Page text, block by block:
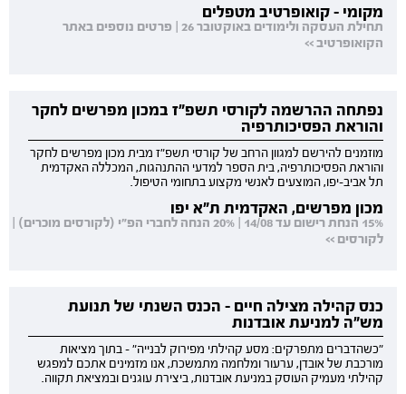
מקומי - קואופרטיב מטפלים
תחילת העסקה ולימודים באוקטובר 26 | פרטים נוספים באתר
הקואופרטיב >>
נפתחה ההרשמה לקורסי תשפ"ז במכון מפרשים לחקר
והוראת הפסיכותרפיה
מוזמנים להירשם למגוון הרחב של קורסי תשפ"ז מבית מכון מפרשים לחקר
והוראת הפסיכותרפיה, בית הספר למדעי ההתנהגות, המכללה האקדמית
תל אביב-יפו, המוצעים לאנשי מקצוע בתחומי הטיפול.
מכון מפרשים, האקדמית ת"א יפו
15% הנחת רישום עד 14/08 | 20% הנחה לחברי הפ"י (לקורסים מוכרים) |
לקורסים >>
כנס קהילה מצילה חיים - הכנס השנתי של תנועת
מש"ה למניעת אובדנות
"כשהדברים מתפרקים: מסע קהילתי מפירוק לבנייה" - בתוך מציאות
מורכבת של אובדן, ערעור ומלחמה מתמשכת, אנו מזמינים אתכם למפגש
קהילתי מעמיק העוסק במניעת אובדנות, ביצירת עוגנים ובמציאת תקווה.